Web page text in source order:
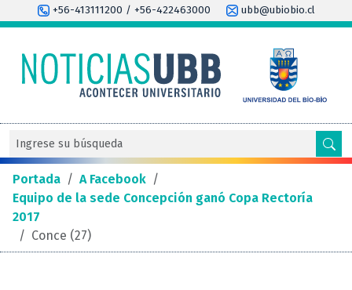
+56-413111200 / +56-422463000 ubb@ubiobio.cl
Portada / A Facebook /
Equipo de la sede Concepción ganó Copa Rectoría
2017
/ Conce (27)